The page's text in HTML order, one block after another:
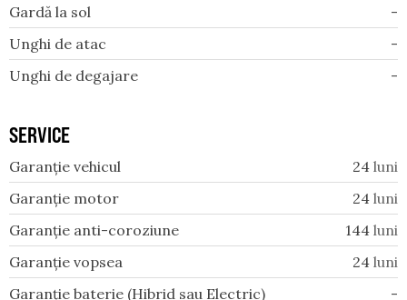
Gardă la sol
-
Unghi de atac
-
Unghi de degajare
-
SERVICE
Garanție vehicul 24 luni
Garanție motor
24 luni
Garanție anti-coroziune
144 luni
Garanție vopsea
24 luni
Garanție baterie (Hibrid sau Electric)
-